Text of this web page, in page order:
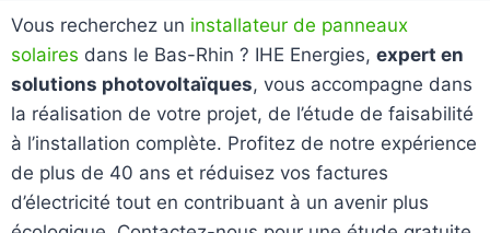
Vous recherchez un installateur de panneaux
solaires dans le Bas-Rhin ? IHE Energies, expert en
solutions photovoltaïques, vous accompagne dans
la réalisation de votre projet, de l’étude de faisabilité
à l’installation complète. Profitez de notre expérience
de plus de 40 ans et réduisez vos factures
d’électricité tout en contribuant à un avenir plus